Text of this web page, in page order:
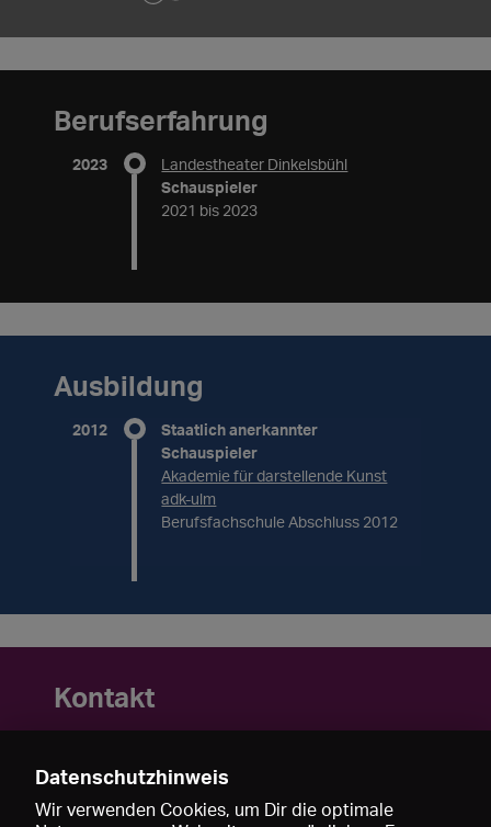
Berufserfahrung
2023
Landestheater Dinkelsbühl
Schauspieler
2021 bis 2023
Ausbildung
2012
Staatlich anerkannter
Schauspieler
Akademie für darstellende Kunst
adk-ulm
Berufsfachschule Abschluss 2012
Kontakt
91550 Dinkelsbühl
Datenschutzhinweis
Wir verwenden Cookies, um Dir die optimale